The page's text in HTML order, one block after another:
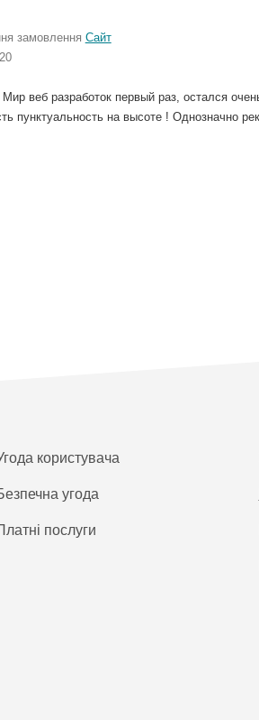
замовлення Сайт
веб разработок первый раз, остался
пунктуальность на высоте ! Однозначно
користувача
угода
послуги